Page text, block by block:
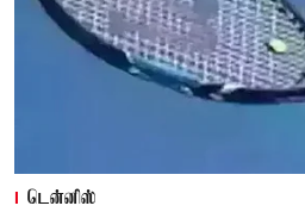
டென்னிஸ்